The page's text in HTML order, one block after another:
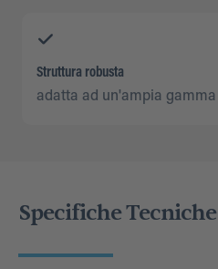
Struttura robusta
adatta ad un'ampia
Specifiche Tecniche